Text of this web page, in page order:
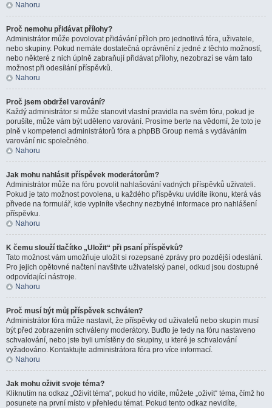
Nahoru
Proč nemohu přidávat přílohy?
Administrátor může povolovat přidávání příloh pro jednotlivá fóra, uživatele,
nebo skupiny. Pokud nemáte dostatečná oprávnění z jedné z těchto možností,
nebo některé z nich úplně zabraňují přidávat přílohy, nezobrazí se vám tato
možnost při odesílání příspěvků.
Nahoru
Proč jsem obdržel varování?
Každý administrátor si může stanovit vlastní pravidla na svém fóru, pokud je
porušíte, může vám být uděleno varování. Prosíme berte na vědomí, že toto je
plně v kompetenci administrátorů fóra a phpBB Group nemá s vydáváním
varování nic společného.
Nahoru
Jak mohu nahlásit příspěvek moderátorům?
Administrátor může na fóru povolit nahlašování vadných příspěvků uživateli.
Pokud je tato možnost povolena, u každého příspěvku uvidíte ikonu, která vás
přivede na formulář, kde vyplníte všechny nezbytné informace pro nahlášení
příspěvku.
Nahoru
K čemu slouží tlačítko „Uložit“ při psaní příspěvků?
Tato možnost vám umožňuje uložit si rozepsané zprávy pro pozdější odeslání.
Pro jejich opětovné načtení navštivte uživatelský panel, odkud jsou dostupné
odpovídající nástroje.
Nahoru
Proč musí být můj příspěvek schválen?
Administrátor fóra může nastavit, že příspěvky od uživatelů nebo skupin musí
být před zobrazením schváleny moderátory. Buďto je tedy na fóru nastaveno
schvalování, nebo jste byli umístěny do skupiny, u které je schvalování
vyžadováno. Kontaktujte administrátora fóra pro více informací.
Nahoru
Jak mohu oživit svoje téma?
Kliknutím na odkaz „Oživit téma“, pokud ho vidíte, můžete „oživit“ téma, čímž ho
posunete na první místo v přehledu témat. Pokud tento odkaz nevidíte,